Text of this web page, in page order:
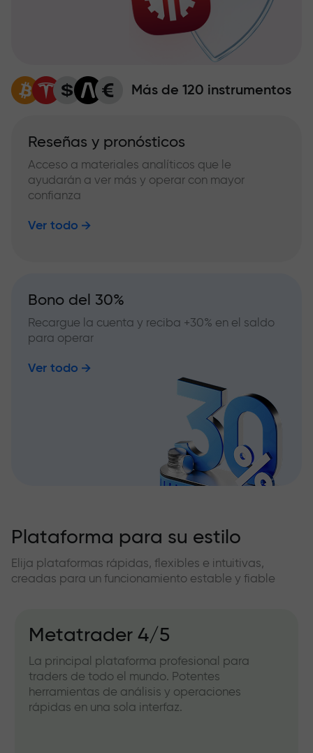
Más de 120 instrumentos
Reseñas y pronósticos
Acceso a materiales analíticos que le
ayudarán a ver más y operar con mayor
confianza
Ver todo
Bono del 30%
Recargue la cuenta y reciba +30% en el saldo
para operar
Ver todo
Plataforma para su estilo
Elija plataformas rápidas, flexibles e intuitivas,
creadas para un funcionamiento estable y fiable
Metatrader 4/5
La principal plataforma profesional para
traders de todo el mundo. Potentes
herramientas de análisis y operaciones
rápidas en una sola interfaz.